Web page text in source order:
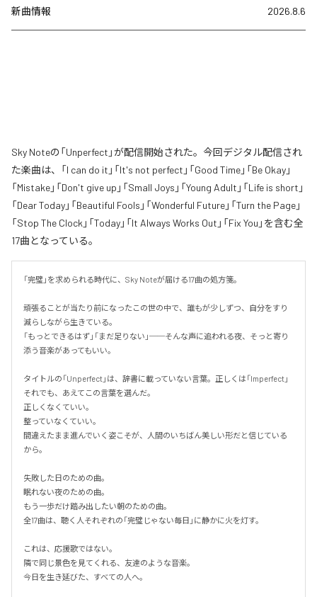
新曲情報 2026.8.6
Sky Noteの「Unperfect」が配信開始された。今回デジタル配信され
た楽曲は、「I can do it」「It's not perfect」「Good Time」「Be Okay」
「Mistake」「Don't give up」「Small Joys」「Young Adult」「Life is short」
「Dear Today」「Beautiful Fools」「Wonderful Future」「Turn the Page」
「Stop The Clock」「Today」「It Always Works Out」「Fix You」を含む全
17曲となっている。
「完璧」を求められる時代に、Sky Noteが届ける17曲の処方箋。
頑張ることが当たり前になったこの世の中で、誰もが少しずつ、自分をすり
減らしながら生きている。
「もっとできるはず」「まだ足りない」──そんな声に追われる夜、そっと寄り
添う音楽があってもいい。
タイトルの「Unperfect」は、辞書に載っていない言葉。正しくは「Imperfect」
それでも、あえてこの言葉を選んだ。
正しくなくていい。
整っていなくていい。
間違えたまま進んでいく姿こそが、人間のいちばん美しい形だと信じている
から。
失敗した日のための曲。
眠れない夜のための曲。
もう一歩だけ踏み出したい朝のための曲。
全17曲は、聴く人それぞれの「完璧じゃない毎日」に静かに火を灯す。
これは、応援歌ではない。
隣で同じ景色を見てくれる、友達のような音楽。
今日を生き延びた、すべての人へ。